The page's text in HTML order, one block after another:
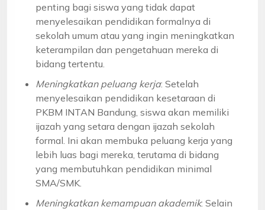
penting bagi siswa yang tidak dapat
menyelesaikan pendidikan formalnya di
sekolah umum atau yang ingin meningkatkan
keterampilan dan pengetahuan mereka di
bidang tertentu.
Meningkatkan peluang kerja: Setelah
menyelesaikan pendidikan kesetaraan di
PKBM INTAN Bandung, siswa akan memiliki
ijazah yang setara dengan ijazah sekolah
formal. Ini akan membuka peluang kerja yang
lebih luas bagi mereka, terutama di bidang
yang membutuhkan pendidikan minimal
SMA/SMK.
Meningkatkan kemampuan akademik: Selain